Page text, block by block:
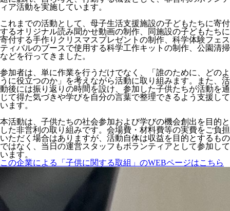
ィア活動を実施しています。
これまでの活動として、母子生活支援施設の子どもたちに寄付
するオリジナル読み聞かせ動画の制作、同施設の子どもたちに
寄付する手作りクリスマスプレゼントの制作、科学体験フェス
ティバルのブースで使用する科学工作キットの制作、公園清掃
などを行ってきました。
参加者は、単に作業を行うだけでなく、「誰のために、どのよ
うに役立つのか」を考えながら活動に取り組みます。また、活
動後には振り返りの時間を設け、参加した子供たちが活動を通
じて得た気づきや学びを自分の言葉で整理できるよう支援して
います。
本活動は、子供たちの社会参加および学びの機会創出を目的と
した非営利の取り組みです。会場費・材料費等の実費をご負担
いただく場合はありますが、活動自体は収益を目的とするもの
ではなく、当日の運営スタッフもボランティアとして参加して
います。
この企業による「子供に関する取組」のWEBページはこちら